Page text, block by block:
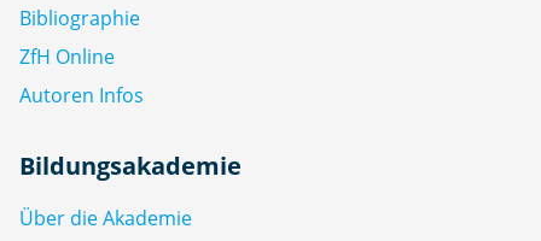
Bibliographie
ZfH Online
Autoren Infos
Bildungsakademie
Über die Akademie